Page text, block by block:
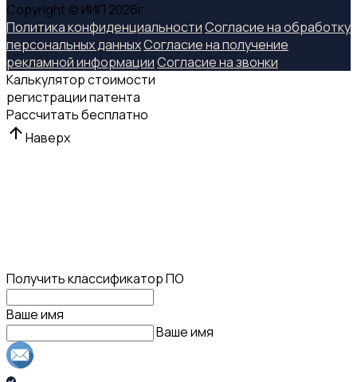
Copyright © ИИП 2026г.
Политика конфиденциальностиСогласие на обработку
персональных данныхСогласие на получение
рекламной информацииСогласие на звонки
Калькулятор стоимости
регистрации патента
Рассчитать бесплатно
Наверх
Получить классификатор ПО
Ваше имя
Ваше имя